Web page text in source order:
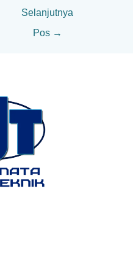
Selanjutnya
Pos →